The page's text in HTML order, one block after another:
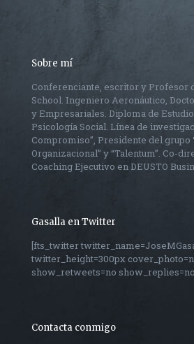
Sobre mí
Conferenciante, escritor y Profesor
School. Ingeniero Aeronáutico,
y Empresariales. Diploma de
Psicología Social. Línea de
Compromiso”, Presidente del grupo
Organizacional” y “Talentum”. Co-
Coaching Ejecutivo en DEUSTO
Gasalla en Twitter
[fts_twitter
twitter_height=300px
show_retweets=no
Contacta conmigo